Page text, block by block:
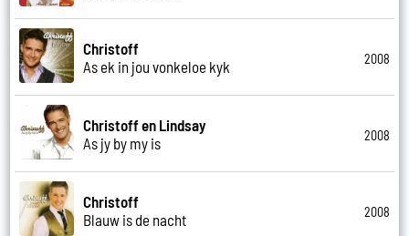
Christoff
As ek in jou vonkeloe kyk
2008
Christoff en Lindsay
As jy by my is
2008
Christoff
Blauw is de nacht
2008